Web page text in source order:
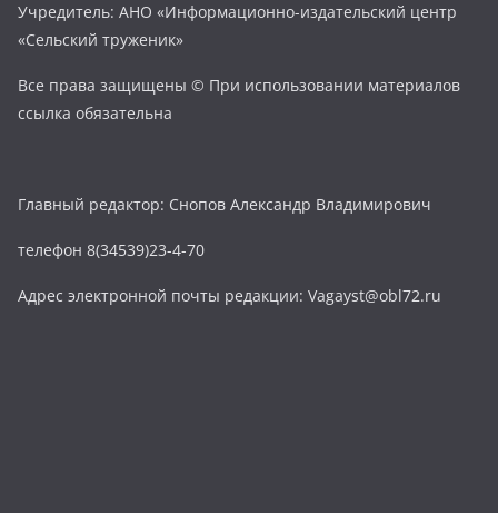
Учредитель: АНО «Информационно-издательский центр
«Сельский труженик»
Все права защищены © При использовании материалов
ссылка обязательна
Главный редактор: Снопов Александр Владимирович
телефон 8(34539)23-4-70
Адрес электронной почты редакции: Vagayst@obl72.ru